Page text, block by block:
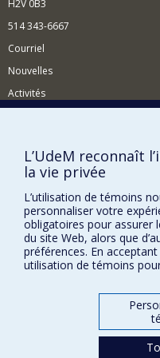
H2V 0B3
514 343-6667
Courriel
Nouvelles
Activités
BESOIN D'AIDE?
Plan du site
Signaler une erreur
Accessibilité
FACULTÉ DES ARTS ET DES
Nos centres d'études
L’UdeM reconnaît
la vie privée
L’utilisation de témoins
personnaliser votre
obligatoires pour assurer
du site Web, alors que
préférences. En
utilisation de témoins